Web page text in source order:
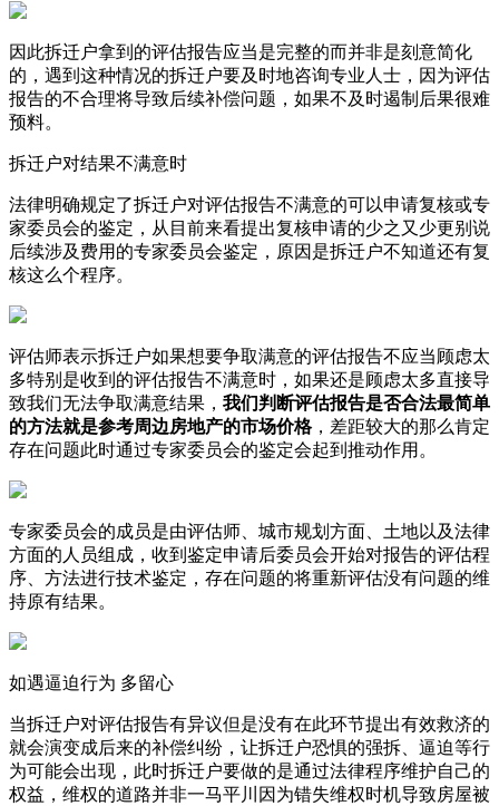
因此拆迁户拿到的评估报告应当是完整的而并非是刻意简化
的，遇到这种情况的拆迁户要及时地咨询专业人士，因为评估
报告的不合理将导致后续补偿问题，如果不及时遏制后果很难
预料。
拆迁户对结果不满意时
法律明确规定了拆迁户对评估报告不满意的可以申请复核或专
家委员会的鉴定，从目前来看提出复核申请的少之又少更别说
后续涉及费用的专家委员会鉴定，原因是拆迁户不知道还有复
核这么个程序。
评估师表示拆迁户如果想要争取满意的评估报告不应当顾虑太
多特别是收到的评估报告不满意时，如果还是顾虑太多直接导
致我们无法争取满意结果， 我们判断评估报告是否合法最简单
的方法就是参考周边房地产的市场价格，差距较大的那么肯定
存在问题此时通过专家委员会的鉴定会起到推动作用。
专家委员会的成员是由评估师、城市规划方面、土地以及法律
方面的人员组成，收到鉴定申请后委员会开始对报告的评估程
序、方法进行技术鉴定，存在问题的将重新评估没有问题的维
持原有结果。
如遇逼迫行为 多留心
当拆迁户对评估报告有异议但是没有在此环节提出有效救济的
就会演变成后来的补偿纠纷，让拆迁户恐惧的强拆、逼迫等行
为可能会出现，此时拆迁户要做的是通过法律程序维护自己的
权益，维权的道路并非一马平川因为错失维权时机导致房屋被